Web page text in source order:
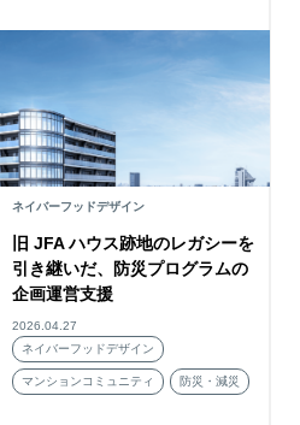
ネイバーフッドデザイン
旧 JFA ハウス跡地のレガシーを
引き継いだ、防災プログラムの
企画運営支援
2026.04.27
ネイバーフッドデザイン
マンションコミュニティ 防災・減災